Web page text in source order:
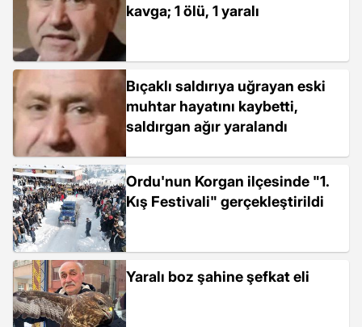
kavga; 1 ölü, 1 yaralı
Bıçaklı saldırıya uğrayan eski
muhtar hayatını kaybetti,
saldırgan ağır yaralandı
Ordu'nun Korgan ilçesinde "1.
Kış Festivali" gerçekleştirildi
Yaralı boz şahine şefkat eli